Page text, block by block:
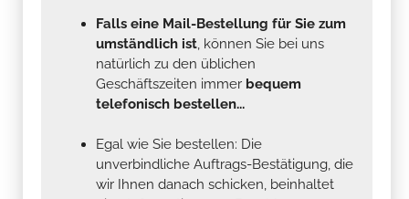
Falls eine Mail-Bestellung für Sie zum
umständlich ist, können Sie bei uns
natürlich zu den üblichen
Geschäftszeiten immer bequem
telefonisch bestellen...
Egal wie Sie bestellen: Die
unverbindliche Auftrags-Bestätigung, die
wir Ihnen danach schicken, beinhaltet